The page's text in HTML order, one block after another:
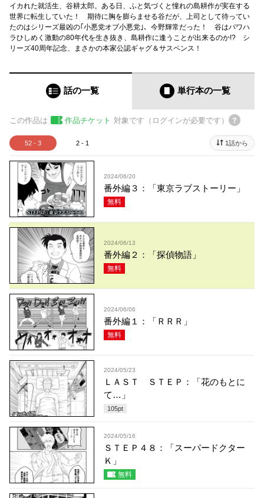
イカれた就活生、谷耕太郎。ある日、ふと気づくと憧れの島耕作が実在する
世界に転生していた！ 期待に胸を膨らませる谷だが、上司として待ってい
たのはシリーズ最凶の｢小悪党オブ小悪党｣、今野輝常だった！ 谷はパワハ
ラひしめく激動の80年代を生き抜き、島耕作に逢うことが出来るのか!? シ
リーズ40周年記念、まさかの本家公認ギャグ＆サスペンス！
話の一覧 単行本の一覧
この作品は 作品チケット 対象です（ログインが必要です）
52 - 3 2 - 1 1話から
2024/06/20
番外編３：「東京ラブストーリー」
無料
2024/06/13
番外編２：「探偵物語」
無料
2024/06/06
番外編１：「ＲＲＲ」
無料
2024/05/23
ＬＡＳＴ ＳＴＥＰ：「花のもとに
て…」
105pt
2024/05/16
ＳＴＥＰ４８：「スーパードクター
Ｋ」
無料